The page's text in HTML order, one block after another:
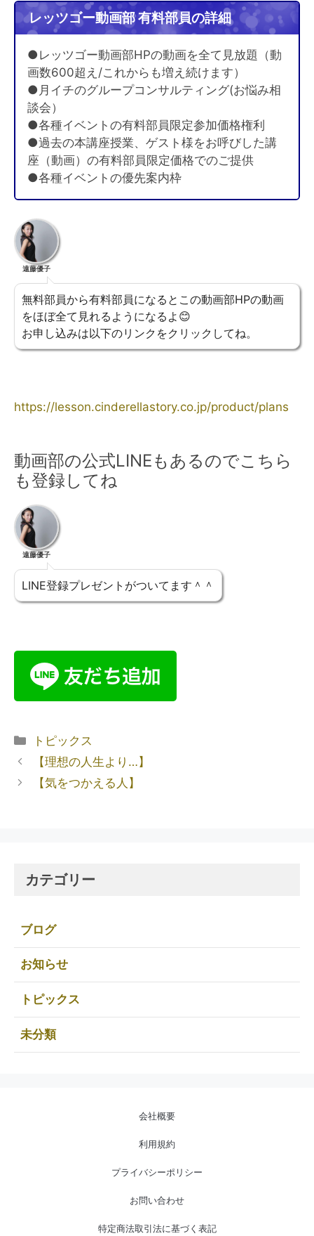
レッツゴー動画部 有料部員の詳細
●レッツゴー動画部HPの動画を全て見放題（動
画数600超え/これからも増え続けます）
●月イチのグループコンサルティング(お悩み相
談会）
●各種イベントの有料部員限定参加価格権利
●過去の本講座授業、ゲスト様をお呼びした講
座（動画）の有料部員限定価格でのご提供
●各種イベントの優先案内枠
遠藤優子
無料部員から有料部員になるとこの動画部HPの動画
をほぼ全て見れるようになるよ😊
お申し込みは以下のリンクをクリックしてね。
https://lesson.cinderellastory.co.jp/product/plans
動画部の公式LINEもあるのでこちら
も登録してね
遠藤優子
LINE登録プレゼントがついてます＾＾
トピックス
【理想の人生より…】
【気をつかえる人】
カテゴリー
ブログ
お知らせ
トピックス
未分類
会社概要
利用規約
プライバシーポリシー
お問い合わせ
特定商法取引法に基づく表記